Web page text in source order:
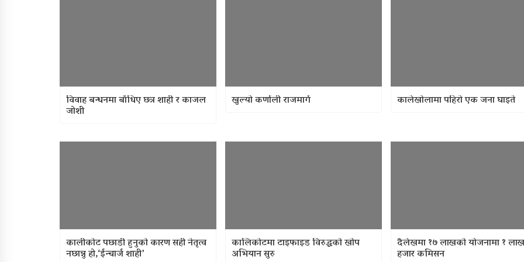
विवाह बन्धनमा बाँधिए छत्र शाही र काजल
जोशी
खुल्यो कर्णाली राजमार्ग कालेखोलामा पहिरो एक जना घाइते
कालीकोट पछाडी हुनुको कारण सही नेतृत्व
नछान्नु हो,‘ईन्चार्ज शाही’
कालिकोटमा टाइफाइड विरुद्धको खोप
अभियान सुरु
दैलेखमा १७ लाखको योजनामा १
हजार कमिसन